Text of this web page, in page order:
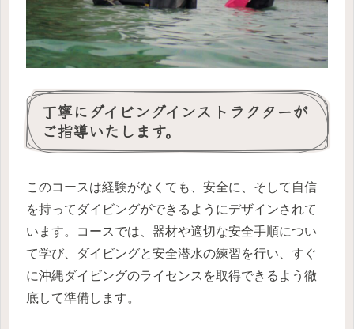
丁寧にダイビングインストラクターが
ご指導いたします。
このコースは経験がなくても、安全に、そして自信
を持ってダイビングができるようにデザインされて
います。コースでは、器材や適切な安全手順につい
て学び、ダイビングと安全潜水の練習を行い、すぐ
に沖縄ダイビングのライセンスを取得できるよう徹
底して準備します。